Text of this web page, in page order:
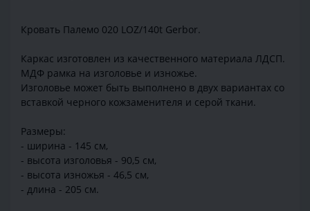
Кровать Палемо 020 LOZ/140t Gerbor.
Каркас изготовлен из качественного материала ЛДСП.
МДФ рамка на изголовье и изножье.
Изголовье может быть выполнено в двух вариантах со
вставкой черного кожзаменителя и серой ткани.
Размеры:
- ширина - 145 см,
- высота изголовья - 90,5 см,
- высота изножья - 46,5 см,
- длина - 205 см.